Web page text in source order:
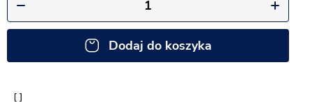
Dodaj do koszyka